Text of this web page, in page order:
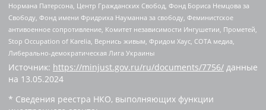
Нормана Патерсона, Центр Гражданских Свобод, Фонд Бориса Немцова за
Свободу, Фонд имени Фридриха Науманна за свободу, Феминистское
антивоенное сопротивление, Комитет независимости Ингушетии, Прометей,
Stop Occupation of Karelia, Вернись живым, Фридом Хаус, СОТА медиа,
Либерально-демократическая Лига Украины
Источник: https://minjust.gov.ru/ru/documents/7756/ данные
на 13.05.2024
* Сведения реестра НКО, выполняющих функции